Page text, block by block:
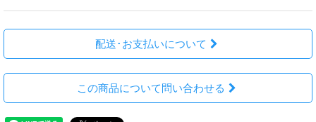
配送･お支払いについて
この商品について問い合わせる